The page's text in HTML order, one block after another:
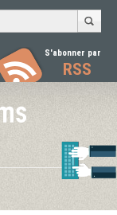
S'abonner par
RSS